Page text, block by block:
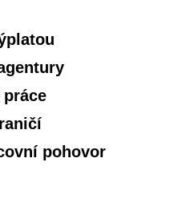
práce
pohovor